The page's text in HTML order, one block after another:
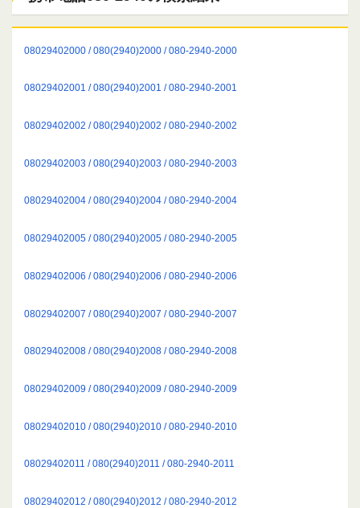
08029402000 / 080(2940)2000 / 080-2940-2000
08029402001 / 080(2940)2001 / 080-2940-2001
08029402002 / 080(2940)2002 / 080-2940-2002
08029402003 / 080(2940)2003 / 080-2940-2003
08029402004 / 080(2940)2004 / 080-2940-2004
08029402005 / 080(2940)2005 / 080-2940-2005
08029402006 / 080(2940)2006 / 080-2940-2006
08029402007 / 080(2940)2007 / 080-2940-2007
08029402008 / 080(2940)2008 / 080-2940-2008
08029402009 / 080(2940)2009 / 080-2940-2009
08029402010 / 080(2940)2010 / 080-2940-2010
08029402011 / 080(2940)2011 / 080-2940-2011
08029402012 / 080(2940)2012 / 080-2940-2012